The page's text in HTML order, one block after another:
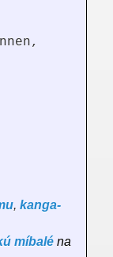
, kanga-
míbalé na